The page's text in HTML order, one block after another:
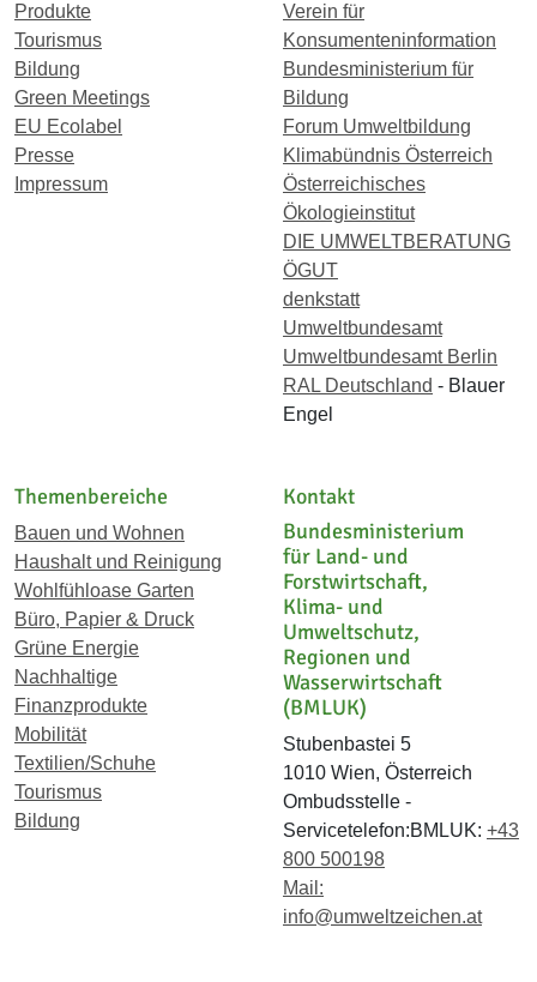
Produkte
Tourismus
Bildung
Green Meetings
EU Ecolabel
Presse
Impressum
Verein für
Konsumenteninformation
Bundesministerium für
Bildung
Forum Umweltbildung
Klimabündnis Österreich
Österreichisches
Ökologieinstitut
DIE UMWELTBERATUNG
ÖGUT
denkstatt
Umweltbundesamt
Umweltbundesamt Berlin
RAL Deutschland - Blauer
Engel
Themenbereiche
Bauen und Wohnen
Haushalt und Reinigung
Wohlfühloase Garten
Büro, Papier & Druck
Grüne Energie
Nachhaltige
Finanzprodukte
Mobilität
Textilien/Schuhe
Tourismus
Bildung
Kontakt
Bundesministerium
für Land- und
Forstwirtschaft,
Klima- und
Umweltschutz,
Regionen und
Wasserwirtschaft
(BMLUK)
Stubenbastei 5
1010 Wien, Österreich
Ombudsstelle -
Servicetelefon:BMLUK: +43
800 500198
Mail:
info@umweltzeichen.at